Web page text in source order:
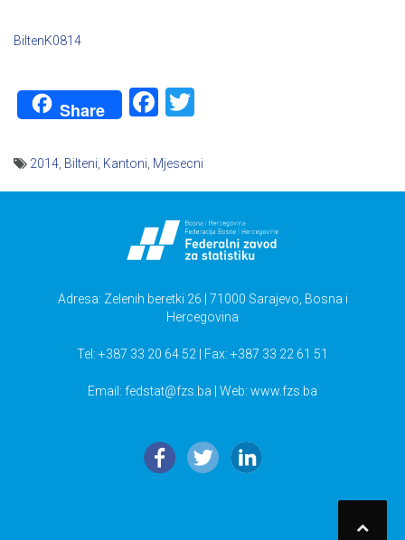
BiltenK0814
Share Facebook
2014 Bilteni Kantoni Mjesecni
Adresa: Zelenih beretki 26 | 71000 Sarajevo, Bosna i
Hercegovina
Tel: +387 33 20 64 52 | Fax: +387 33 22 61 51
Email: fedstat@fzs.ba | Web: www.fzs.ba